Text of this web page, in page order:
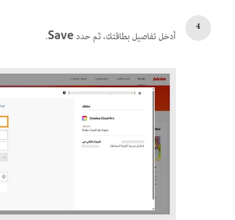
أدخل تفاصيل بطاقتك، ثم حددSave
.